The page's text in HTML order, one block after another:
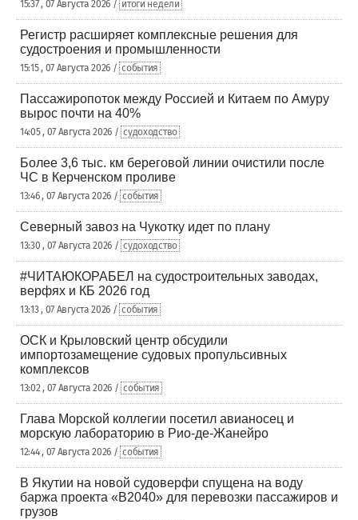
15:37 , 07 Августа 2026 / итоги недели
Регистр расширяет комплексные решения для
судостроения и промышленности
15:15 , 07 Августа 2026 / события
Пассажиропоток между Россией и Китаем по Амуру
вырос почти на 40%
14:05 , 07 Августа 2026 / судоходство
Более 3,6 тыс. км береговой линии очистили после
ЧС в Керченском проливе
13:46 , 07 Августа 2026 / события
Северный завоз на Чукотку идет по плану
13:30 , 07 Августа 2026 / судоходство
#ЧИТАЮКОРАБЕЛ на судостроительных заводах,
верфях и КБ 2026 год
13:13 , 07 Августа 2026 / события
ОСК и Крыловский центр обсудили
импортозамещение судовых пропульсивных
комплексов
13:02 , 07 Августа 2026 / события
Глава Морской коллегии посетил авианосец и
морскую лабораторию в Рио-де-Жанейро
12:44 , 07 Августа 2026 / события
В Якутии на новой судоверфи спущена на воду
баржа проекта «В2040» для перевозки пассажиров и
грузов